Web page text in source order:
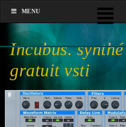
Incubus.
gratuit vsti
MENU